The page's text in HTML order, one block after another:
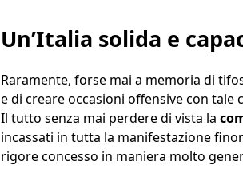
Un’Italia solida e
Raramente, forse mai a memoria di
e di creare occasioni offensive con tale
Il tutto senza mai perdere di vista la
incassati in tutta la manifestazione
rigore concesso in maniera molto